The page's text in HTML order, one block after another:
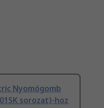
Nyomógomb
sorozat)-hoz